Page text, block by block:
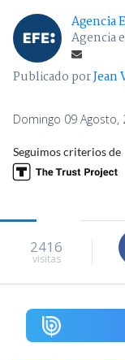
Agencia
Agencia
Publicado porJean
Domingo 09 Agosto,
Seguimos criterios de
2416
visitas